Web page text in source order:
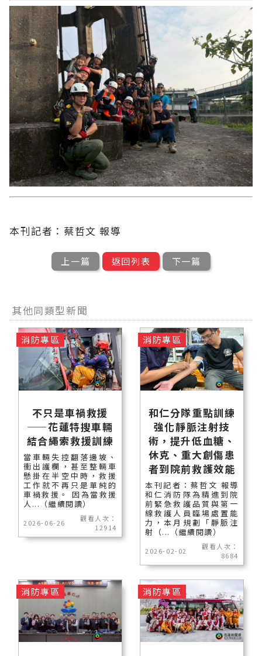
本刊記者：蔡哲文 報導
上一篇 返回列表 下一篇
其他同類型新聞
不只是車禍救援
——花蓮特搜車輛
結合繩索救援訓練
當車輛失控翻落邊坡、
衝出護欄，甚至整輛車
懸掛在半空中時，救援
工作就不再只是單純的
車禍救援。 因為當救援
人...（繼續閱讀）
2026-06-26
觀看人次：
12914
消防專區
和仁分隊重點訓練
強化靜脈注射技
術，提升低血糖、
休克、重大創傷患
者到院前救護效能
本刊記者：蔡哲文 報導
和仁消防隊為精進到院
前緊急救護品質與第一
線救護人員臨場處置能
力，本月規劃「靜脈注
射（...（繼續閱讀）
2026-02-02
觀看人次：
8684
消防專區
消防專區 消防專區